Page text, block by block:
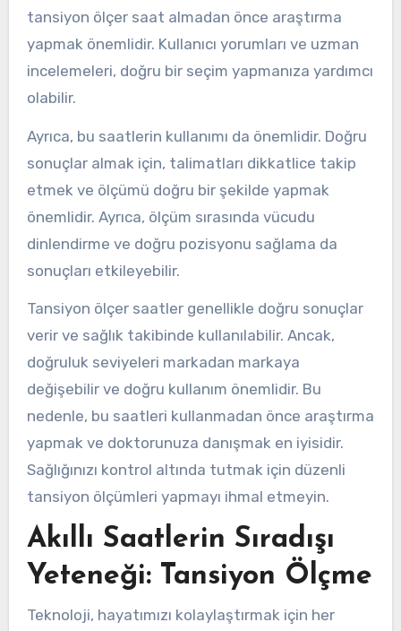
tansiyon ölçer saat almadan önce araştırma
yapmak önemlidir. Kullanıcı yorumları ve uzman
incelemeleri, doğru bir seçim yapmanıza yardımcı
olabilir.
Ayrıca, bu saatlerin kullanımı da önemlidir. Doğru
sonuçlar almak için, talimatları dikkatlice takip
etmek ve ölçümü doğru bir şekilde yapmak
önemlidir. Ayrıca, ölçüm sırasında vücudu
dinlendirme ve doğru pozisyonu sağlama da
sonuçları etkileyebilir.
Tansiyon ölçer saatler genellikle doğru sonuçlar
verir ve sağlık takibinde kullanılabilir. Ancak,
doğruluk seviyeleri markadan markaya
değişebilir ve doğru kullanım önemlidir. Bu
nedenle, bu saatleri kullanmadan önce araştırma
yapmak ve doktorunuza danışmak en iyisidir.
Sağlığınızı kontrol altında tutmak için düzenli
tansiyon ölçümleri yapmayı ihmal etmeyin.
Akıllı Saatlerin Sıradışı
Yeteneği: Tansiyon Ölçme
Teknoloji, hayatımızı kolaylaştırmak için her